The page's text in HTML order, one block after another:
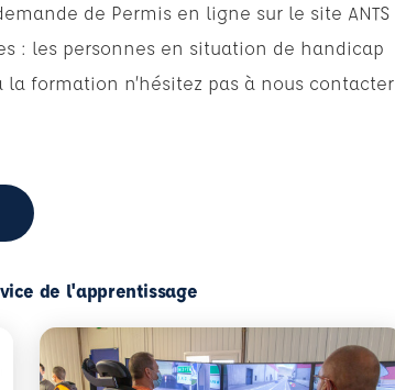
de Permis en ligne sur le site ANTS
: les personnes en situation de handicap
formation n’hésitez pas à nous contacter
de l'apprentissage